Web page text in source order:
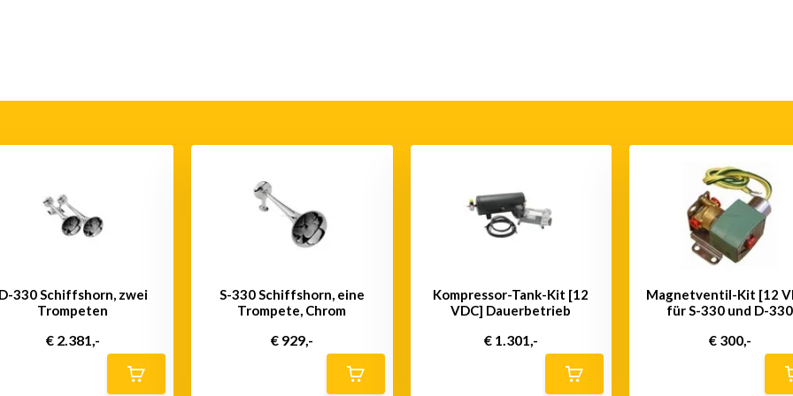
D-330 Schiffshorn, zwei
Trompeten
€ 2.381,-
S-330 Schiffshorn, eine
Trompete, Chrom
€ 929,-
Kompressor-Tank-Kit [12
VDC] Dauerbetrieb
€ 1.301,-
Magnetventil-Kit [12
für S-330 und D-330
€ 300,-